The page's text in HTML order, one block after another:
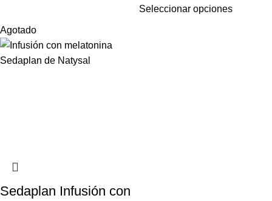
Seleccionar opciones
Agotado
Sedaplan Infusión con